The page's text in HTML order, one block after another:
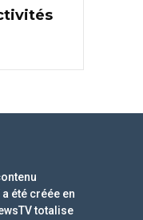
été créée en
totalise